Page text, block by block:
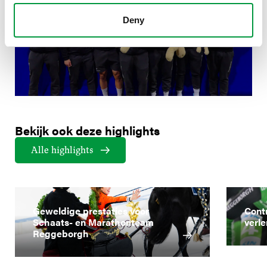
Deny
Bekijk ook deze highlights
Alle highlights
Geweldige prestaties voor
Schaats- en Marathonteam
Reggeborgh